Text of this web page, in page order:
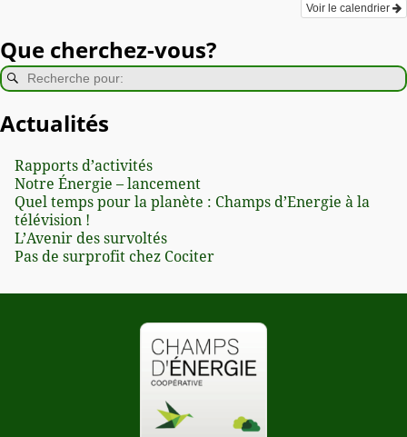
Voir le calendrier
Que cherchez-vous?
Actualités
Rapports d’activités
Notre Énergie – lancement
Quel temps pour la planète : Champs d’Energie à la
télévision !
L’Avenir des survoltés
Pas de surprofit chez Cociter